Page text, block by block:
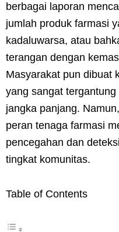
berbagai laporan
jumlah produk farmasi
kadaluwarsa, atau
terangan dengan
Masyarakat pun dibuat
yang sangat
jangka panjang.
peran tenaga farmasi
pencegahan dan
tingkat komunitas.
Table of Contents